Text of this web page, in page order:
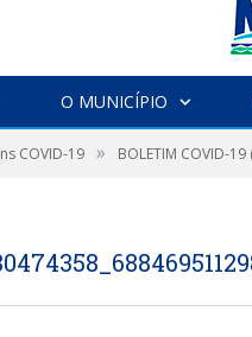
O MUNICÍPIO
COVID-19 » BOLETIM COVID-